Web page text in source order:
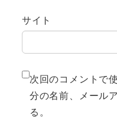
サイト
次回のコメントで
分の名前、メール
る。